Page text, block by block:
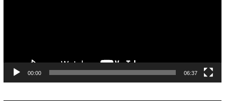
00:00 06:37